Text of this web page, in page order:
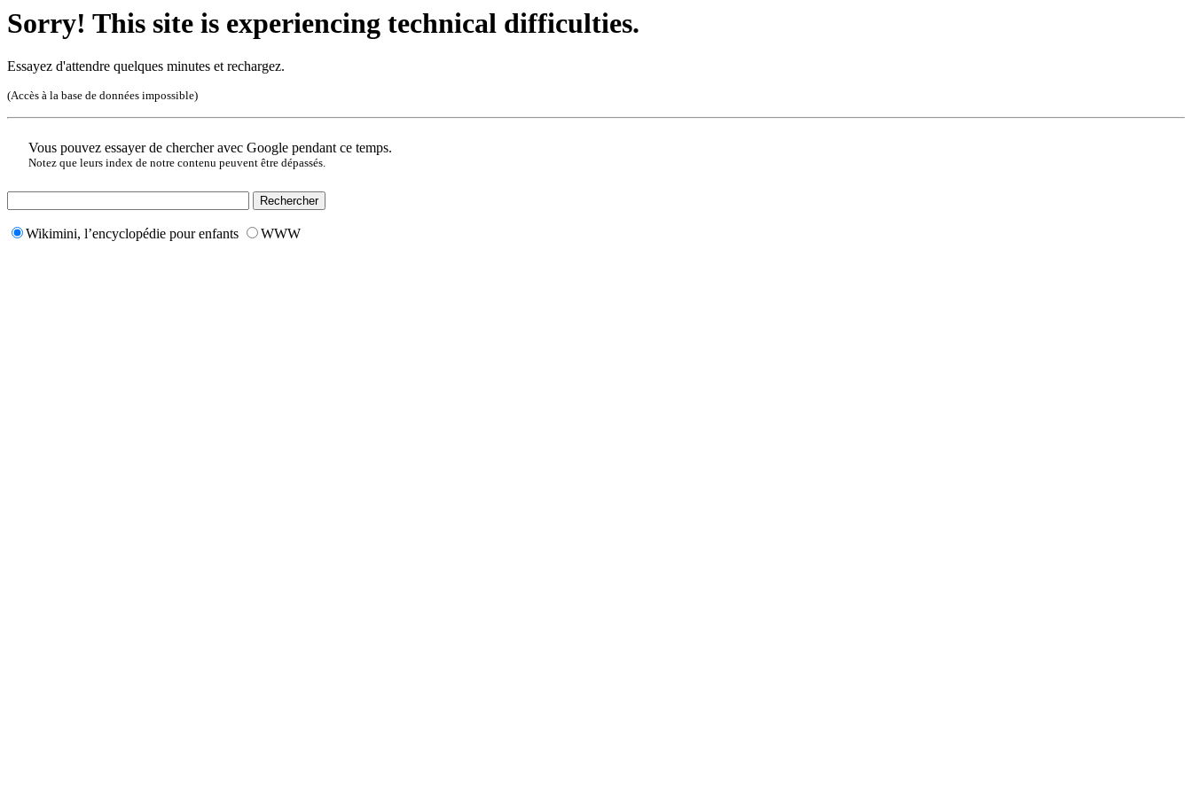
Sorry! This site is experiencing technical difficulties.
Essayez d'attendre quelques minutes et rechargez.
(Accès à la base de données impossible)
Vous pouvez essayer de chercher avec Google pendant ce temps.
Notez que leurs index de notre contenu peuvent être dépassés.
Wikimini, l’encyclopédie pour enfants WWW